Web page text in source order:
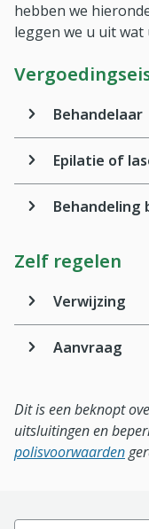
hebben we
leggen we u uit
Behandelaar
Epilatie of
Behandeling
Zelf regelen
Verwijzing
Aanvraag
Dit is een beknopt
uitsluitingen en
polisvoorwaarden